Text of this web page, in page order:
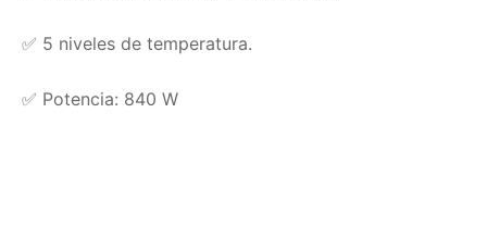
✅ 5 niveles de temperatura.
✅ Potencia: 840 W